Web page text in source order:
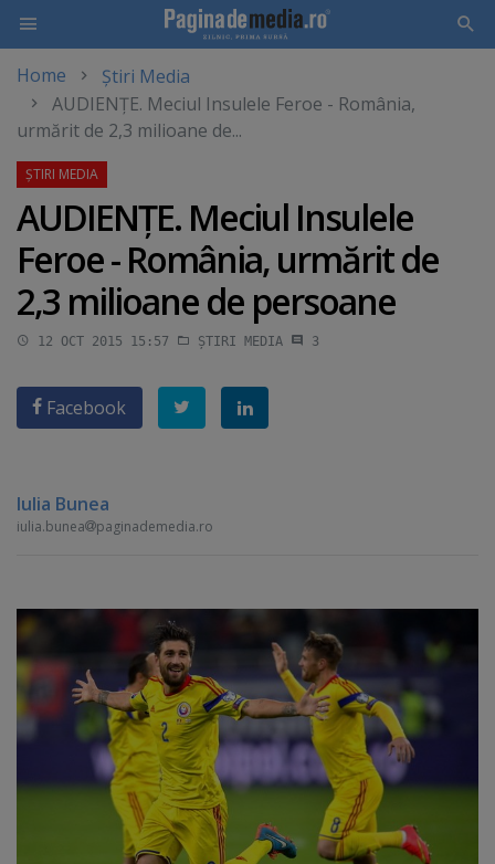
main
content
Home
Știri Media
AUDIENŢE. Meciul Insulele Feroe - România,
urmărit de 2,3 milioane de...
AUDIENŢE. Meciul Insulele
Feroe - România, urmărit de
2,3 milioane de persoane
12 OCT 2015 15:57 ȘTIRI MEDIA 3
Facebook
Iulia Bunea
iulia.bunea paginademedia.ro